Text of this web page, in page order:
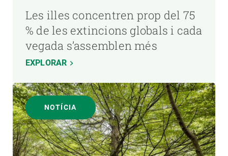
Les illes concentren prop del 75
% de les extincions globals i cada
vegada s’assemblen més
EXPLORAR
NOTÍCIA